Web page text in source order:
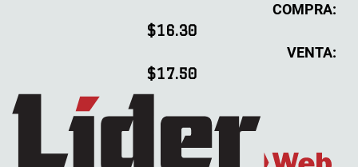
COMPRA:
$16.30
VENTA:
$17.50